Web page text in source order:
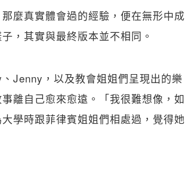
麼真實體會過的經驗，便在無形中成
，其實與最終版本並不相同。
Jenny，以及教會姐姐們呈現出的樂
離自己愈來愈遠。「我很難想像，如
學時跟菲律賓姐姐們相處過，覺得她